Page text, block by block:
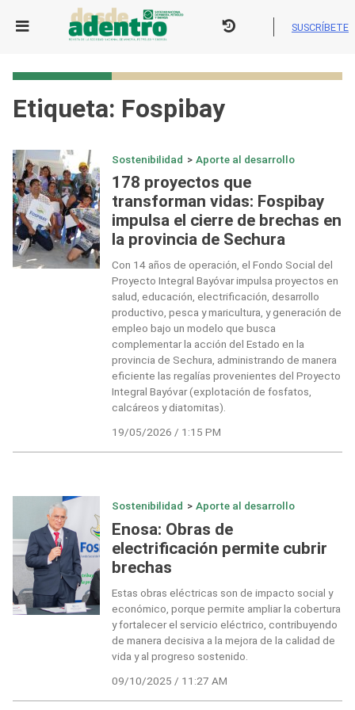
SUSCRÍBETE
Etiqueta: Fospibay
Sostenibilidad > Aporte al desarrollo
178 proyectos que
transforman vidas: Fospibay
impulsa el cierre de brechas en
la provincia de Sechura
Con 14 años de operación, el Fondo Social del
Proyecto Integral Bayóvar impulsa proyectos en
salud, educación, electrificación, desarrollo
productivo, pesca y maricultura, y generación de
empleo bajo un modelo que busca
complementar la acción del Estado en la
provincia de Sechura, administrando de manera
eficiente las regalías provenientes del Proyecto
Integral Bayóvar (explotación de fosfatos,
calcáreos y diatomitas).
19/05/2026 / 1:15 PM
Sostenibilidad > Aporte al desarrollo
Enosa: Obras de
electrificación permite cubrir
brechas
Estas obras eléctricas son de impacto social y
económico, porque permite ampliar la cobertura
y fortalecer el servicio eléctrico, contribuyendo
de manera decisiva a la mejora de la calidad de
vida y al progreso sostenido.
09/10/2025 / 11:27 AM